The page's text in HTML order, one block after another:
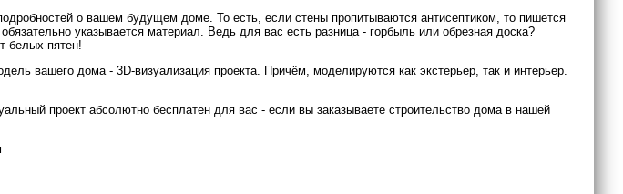
о вашем будущем доме. То есть, если стены пропитываются антисептиком, то пишется
указывается материал. Ведь для вас есть разница - горбыль или обрезная доска?
белых пятен!
вашего дома - 3D-визуализация проекта. Причём, моделируются как экстерьер, так и интерьер.
проект абсолютно бесплатен для вас - если вы заказываете строительство дома в нашей